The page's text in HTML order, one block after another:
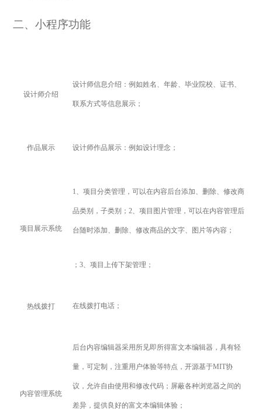
二、小程序功能
设计师介绍
设计师信息介绍：例如姓名、年龄、毕业院校、证书、
联系方式等信息展示；
作品展示 设计师作品展示：例如设计理念；
项目展示系统
1、项目分类管理，可以在内容后台添加、删除、修改商
品类别，子类别；2、项目图片管理，可以在内容管理后
台随时添加、删除、修改商品的文字、图片等内容；
；3、项目上传下架管理；
热线拨打 在线拨打电话；
内容管理系统
后台内容编辑器采用所见即所得富文本编辑器，具有轻
量，可定制，注重用户体验等特点，开源基于MIT协
议，允许自由使用和修改代码；屏蔽各种浏览器之间的
差异，提供良好的富文本编辑体验；